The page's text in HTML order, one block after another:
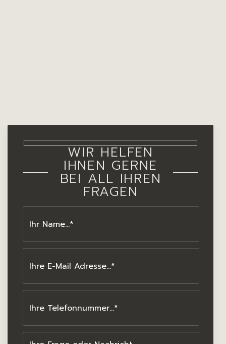
WIR HELFEN
IHNEN GERNE
BEI ALL IHREN
FRAGEN